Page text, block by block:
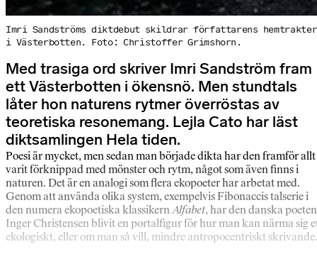
Imri Sandströms diktdebut skildrar författarens hemtrakter
i Västerbotten. Foto: Christoffer Grimshorn.
Med trasiga ord skriver Imri Sandström fram
ett Västerbotten i ökensnö. Men stundtals
låter hon naturens rytmer överröstas av
teoretiska resonemang. Lejla Cato har läst
diktsamlingen Hela tiden.
Poesi är mycket, men sedan man började dikta har den framför allt
varit förknippad med mönster och rytm, något som även finns i
naturen. Det är en analogi som flera ekopoeter har arbetat med.
Genom att använda olika system, exempelvis Fibonaccis talserie i
den numera ekopoetiska klassikernAlfabet, har den danska poeten
Inger Christensen blivit en portalfigur för hur man kan närma sig
ekologiskt, eller om man så vill, mindre antropocentriskt skrivande.